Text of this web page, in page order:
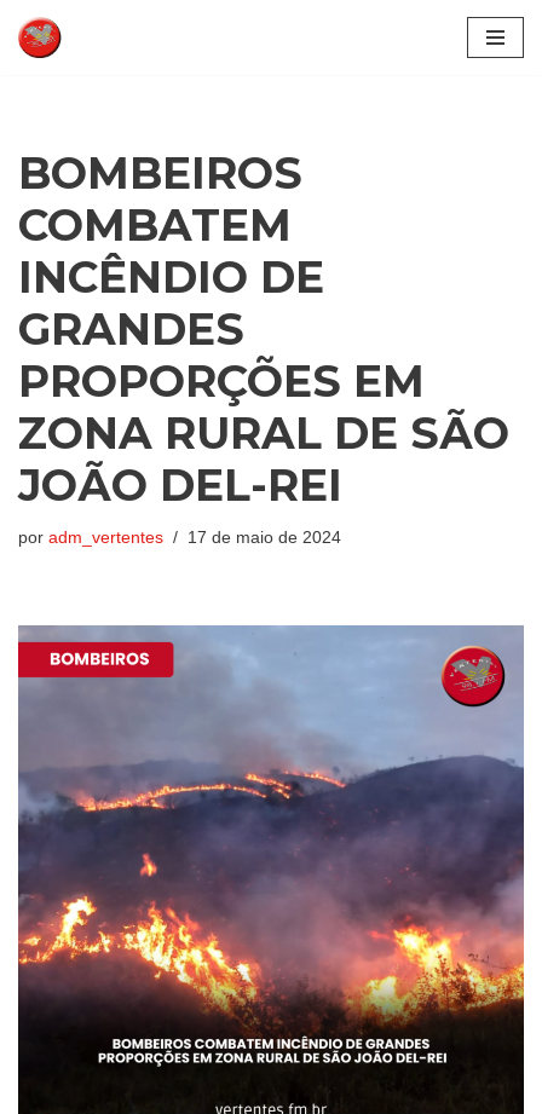
Pular
BOMBEIROS
COMBATEM
INCÊNDIO DE
GRANDES
PROPORÇÕES EM
ZONA RURAL DE SÃO
JOÃO DEL-REI
por adm_vertentes 17 de maio de 2024